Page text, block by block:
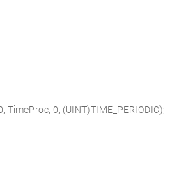
TimeProc, 0, (UINT)TIME_PERIODIC);